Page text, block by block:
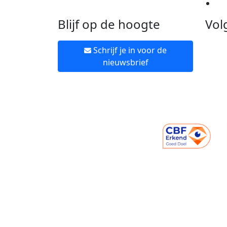
Blijf op de hoogte
Schrijf je in voor de
nieuwsbrief